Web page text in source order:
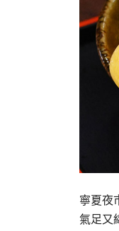
寧夏夜
氣足又